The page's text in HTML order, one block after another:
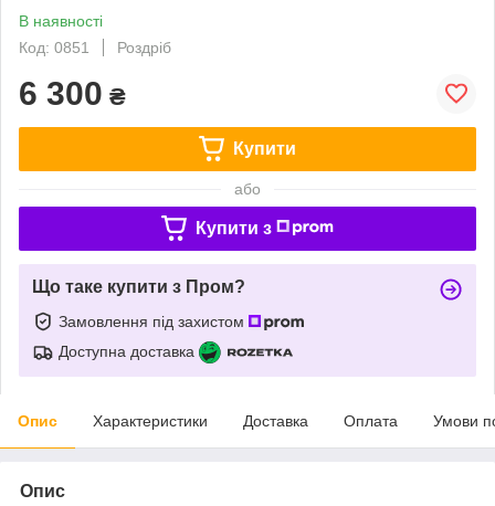
В наявності
Код: 0851
Роздріб
6 300 ₴
Купити
або
Купити з
Що таке купити з Пром?
Замовлення під захистом
Доступна доставка
Опис Характеристики Доставка Оплата Умови
Опис